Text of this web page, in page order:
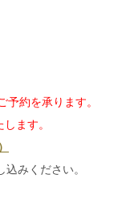
約を承ります。
ます。
みください。